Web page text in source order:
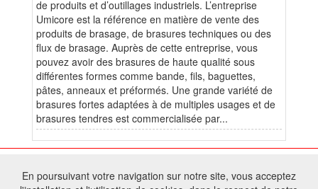
de produits et d’outillages industriels. L’entreprise
Umicore est la référence en matière de vente des
produits de brasage, de brasures techniques ou des
flux de brasage. Auprès de cette entreprise, vous
pouvez avoir des brasures de haute qualité sous
différentes formes comme bande, fils, baguettes,
pâtes, anneaux et préformés. Une grande variété de
brasures fortes adaptées à de multiples usages et de
brasures tendres est commercialisée par...
FontAwesome
En poursuivant votre navigation sur notre site, vous acceptez